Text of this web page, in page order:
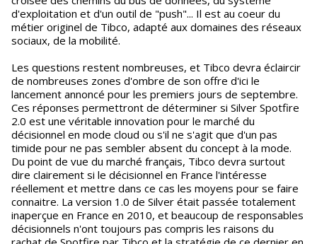
d'exploitation et d'un outil de "push"... Il est au coeur du
métier originel de Tibco, adapté aux domaines des réseaux
sociaux, de la mobilité.
Les questions restent nombreuses, et Tibco devra éclaircir
de nombreuses zones d'ombre de son offre d'ici le
lancement annoncé pour les premiers jours de septembre.
Ces réponses permettront de déterminer si Silver Spotfire
2.0 est une véritable innovation pour le marché du
décisionnel en mode cloud ou s'il ne s'agit que d'un pas
timide pour ne pas sembler absent du concept à la mode.
Du point de vue du marché français, Tibco devra surtout
dire clairement si le décisionnel en France l'intéresse
réellement et mettre dans ce cas les moyens pour se faire
connaitre. La version 1.0 de Silver était passée totalement
inaperçue en France en 2010, et beaucoup de responsables
décisionnels n'ont toujours pas compris les raisons du